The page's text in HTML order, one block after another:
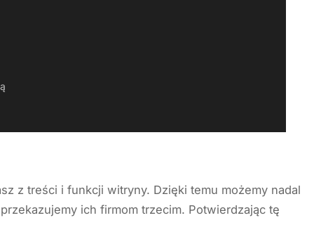
z treści i funkcji witryny. Dzięki temu możemy nadal
ich firmom trzecim. Potwierdzając tę